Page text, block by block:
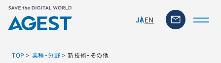
JAEN
TOP > 業種・分野 >新技術・その他